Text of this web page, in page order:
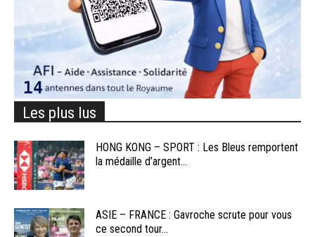
Les plus lus
HONG KONG – SPORT : Les Bleus remportent
la médaille d’argent...
ASIE – FRANCE : Gavroche scrute pour vous
ce second tour...